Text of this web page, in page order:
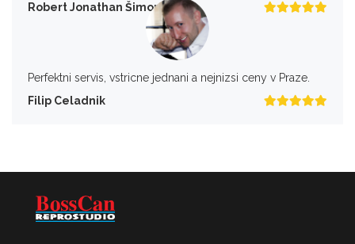
Robert Jonathan Šimon
Perfektni servis, vstricne jednani a nejnizsi ceny v Praze.
Filip Celadnik